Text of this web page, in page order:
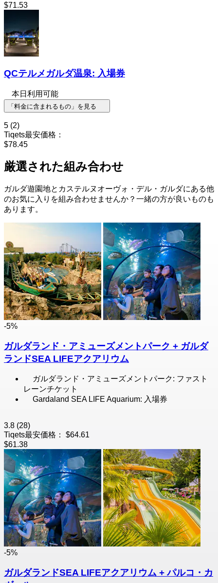
$71.53
QCテルメガルダ温泉: 入場券
本日利用可能
「料金に含まれるもの」を見る
5 (2)
Tiqets最安価格：
$78.45
厳選された組み合わせ
ガルダ遊園地とカステルヌオーヴォ・デル・ガルダにある他
のお気に入りを組み合わせませんか？一緒の方が良いものも
あります。
-5%
ガルダランド・アミューズメントパーク + ガルダ
ランドSEA LIFEアクアリウム
ガルダランド・アミューズメントパーク: ファスト
レーンチケット
Gardaland SEA LIFE Aquarium: 入場券
3.8 (28)
Tiqets最安価格：
$64.61
$61.38
-5%
ガルダランドSEA LIFEアクアリウム + パルコ・カ